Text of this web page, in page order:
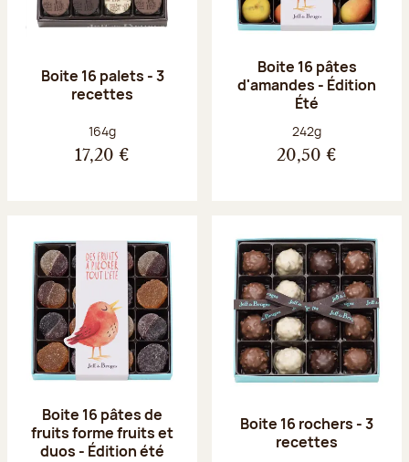
Boite 16 palets - 3
recettes
Poids net :
164g
17,20 €
Boite 16 pâtes
d'amandes - Édition
Été
Poids net :
242g
20,50 €
Boite 16 pâtes de
fruits forme fruits et
duos - Édition été
Boite 16 rochers - 3
recettes